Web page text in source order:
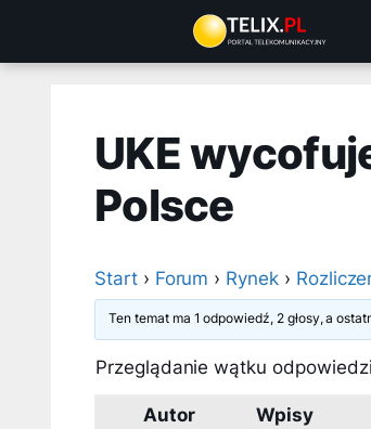
treści
UKE
Polsce
Start › Forum › Rynek ›
Ten temat ma 1 odpowiedź, 2 głosy, a
Przeglądanie wątku
Autor
Wpisy